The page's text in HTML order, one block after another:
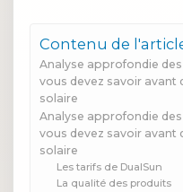
Contenu de
Analyse approfondie
vous devez savoir avant
solaire
Analyse approfondie
vous devez savoir avant
solaire
Les tarifs de DualSun
La qualité des produits